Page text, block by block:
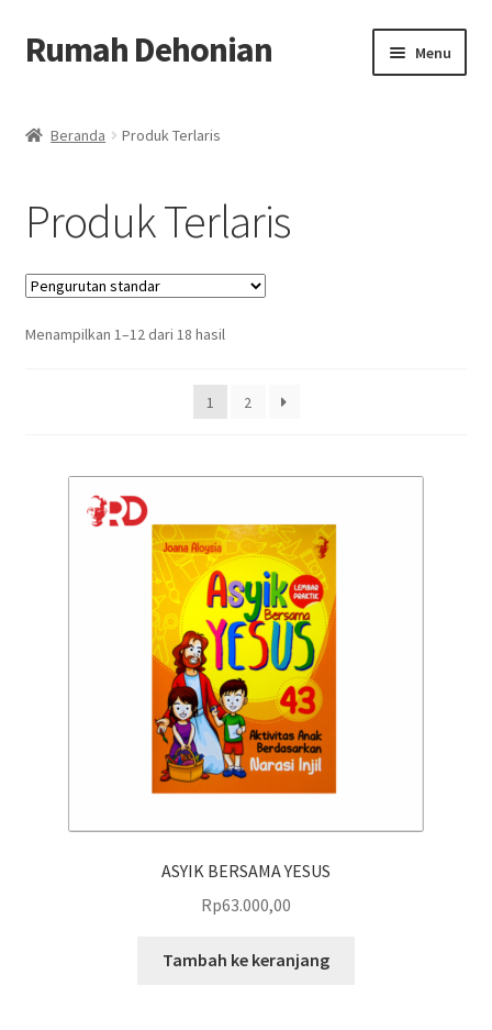
Skip
to
Skip
to
Rumah Dehonian Menu
Berkat Benda Rohani
Cara Belanja
Cash on Delivery
Pengiriman
Print on Demand
Beranda Produk Terlaris
Produk Terlaris
Menampilkan 1–12 dari 18 hasil
1 2
ASYIK BERSAMA YESUS
Rp63.000,00
Tambah ke keranjang